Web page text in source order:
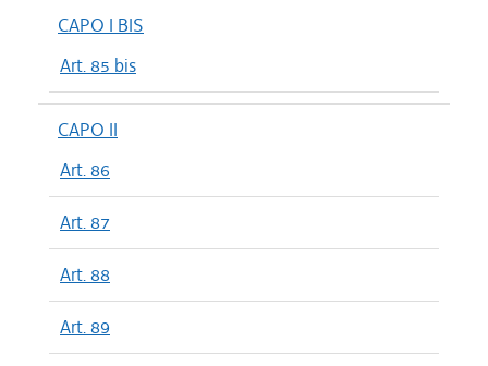
CAPO I BIS
Art. 85 bis
CAPO II
Art. 86
Art. 87
Art. 88
Art. 89